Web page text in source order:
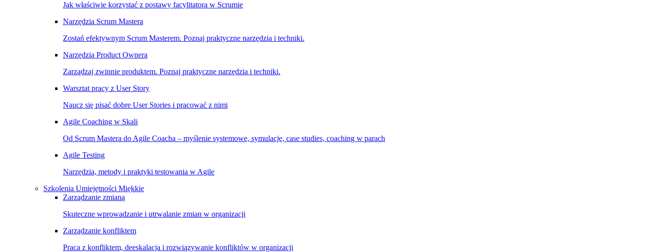
Jak właściwie korzystać z postawy facylitatora w Scrumie
Narzędzia Scrum Mastera
Zostań efektywnym Scrum Masterem. Poznaj praktyczne narzędzia i techniki.
Narzędzia Product Ownera
Zarządzaj zwinnie produktem. Poznaj praktyczne narzędzia i techniki.
Warsztat pracy z User Story
Naucz się pisać dobre User Stories i pracować z nimi
Agile Coaching w Skali
Od Scrum Mastera do Agile Coacha – myślenie systemowe, symulacje, case studies, coaching w parach
Agile Testing
Narzędzia, metody i praktyki testowania w Agile
Szkolenia Umiejętności Miękkie
Zarządzanie zmianą
Skuteczne wprowadzanie i utrwalanie zmian w organizacji
Zarządzanie konfliktem
Praca z konfliktem, deeskalacja i rozwiązywanie konfliktów w organizacji